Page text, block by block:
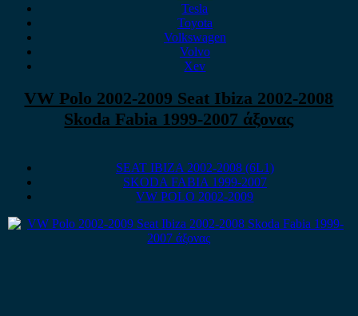
Tesla
Toyota
Volkswagen
Volvo
Xev
VW Polo 2002-2009 Seat Ibiza 2002-2008
Skoda Fabia 1999-2007 άξονας
SEAT IBIZA 2002-2008 (6L1)
SKODA FABIA 1999-2007
VW POLO 2002-2009